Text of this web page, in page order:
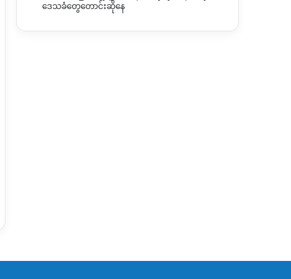
ဒေသခံတွေတောင်းဆိုနေ